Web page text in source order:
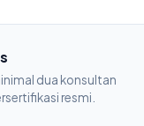
dua konsultan
resmi.